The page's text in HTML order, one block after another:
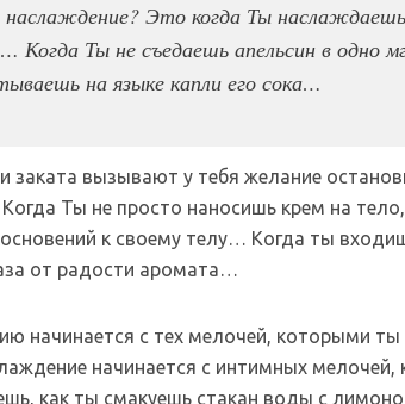
Это когда Ты
Когда Ты не съедаешь апельсин в одно
на языке капли его сока…
заката вызывают у тебя желание
Ты не просто наносишь крем на
к своему телу… Когда ты
от радости аромата…
начинается с тех мелочей, которыми
начинается с интимных мелочей,
как ты смакуешь стакан воды с